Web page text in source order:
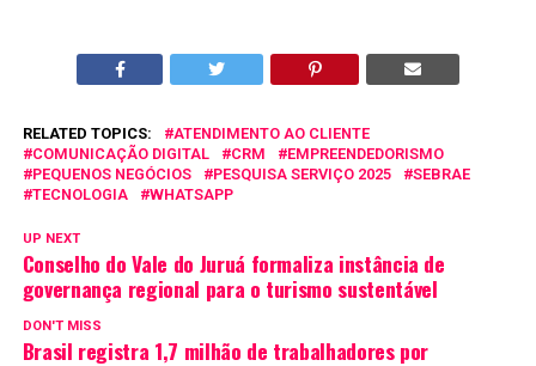
RELATED TOPICS:
ATENDIMENTO AO CLIENTE
COMUNICAÇÃO DIGITAL
CRM
EMPREENDEDORISMO
PEQUENOS NEGÓCIOS
PESQUISA SERVIÇO 2025
SEBRAE
TECNOLOGIA
WHATSAPP
UP NEXT
Conselho do Vale do Juruá formaliza instância de
governança regional para o turismo sustentável
DON'T MISS
Brasil registra 1,7 milhão de trabalhadores por